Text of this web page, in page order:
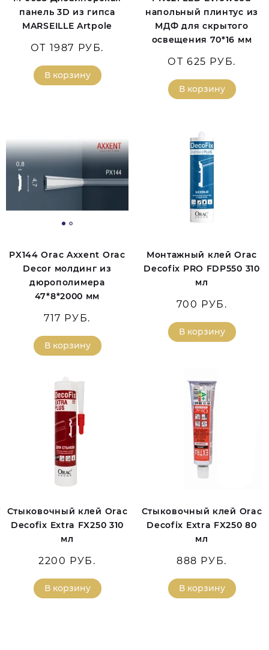
панель 3D из гипса
MARSEILLE Artpole
ОТ 1987 РУБ.
В корзину
напольный плинтус из
МДФ для скрытого
освещения 70*16 мм
ОТ 625 РУБ.
В корзину
PX144 Orac Axxent Orac
Decor молдинг из
дюрополимера
47*8*2000 мм
717 РУБ.
В корзину
Монтажный клей Orac
Decofix PRO FDP550 310
мл
700 РУБ.
В корзину
Стыковочный клей Orac
Decofix Extra FX250 310
мл
2200 РУБ.
В корзину
Стыковочный клей Orac
Decofix Extra FX250 80
мл
888 РУБ.
В корзину